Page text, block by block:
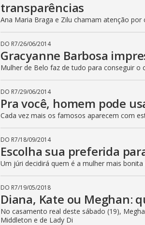
transparências
Ana Maria Braga e Zilu chamam atenção por
DO R7/26/06/2014
Gracyanne Barbosa
Mulher de Belo faz de tudo para conseguir o
DO R7/29/06/2014
Pra você, homem pode
Cada vez mais os famosos aparecem com
DO R7/18/09/2014
Escolha sua preferida
Um júri decidirá quem é a mulher mais
DO R7/19/05/2018
Diana, Kate ou Meghan:
No casamento real deste sábado (19),
Middleton e de Lady Di